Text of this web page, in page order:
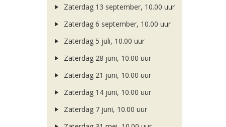
Zaterdag 13 september, 10.00 uur
Zaterdag 6 september, 10.00 uur
Zaterdag 5 juli, 10.00 uur
Zaterdag 28 juni, 10.00 uur
Zaterdag 21 juni, 10.00 uur
Zaterdag 14 juni, 10.00 uur
Zaterdag 7 juni, 10.00 uur